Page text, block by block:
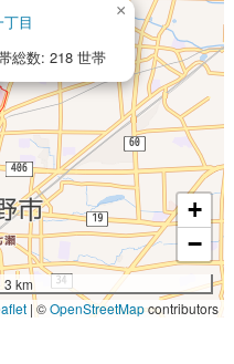
目
総数: 218 世帯
×
+
−
3 km
| ©OpenStreetMapcontributors